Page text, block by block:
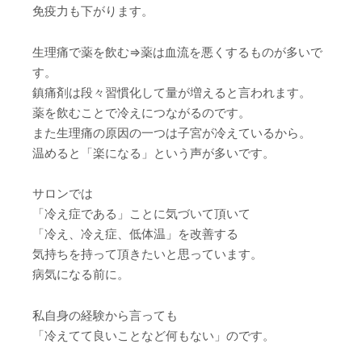
免疫力も下がります。
生理痛で薬を飲む⇒薬は血流を悪くするものが多いで
す。
鎮痛剤は段々習慣化して量が増えると言われます。
薬を飲むことで冷えにつながるのです。
また生理痛の原因の一つは子宮が冷えているから。
温めると「楽になる」という声が多いです。
サロンでは
「冷え症である」ことに気づいて頂いて
「冷え、冷え症、低体温」を改善する
気持ちを持って頂きたいと思っています。
病気になる前に。
私自身の経験から言っても
「冷えてて良いことなど何もない」のです。